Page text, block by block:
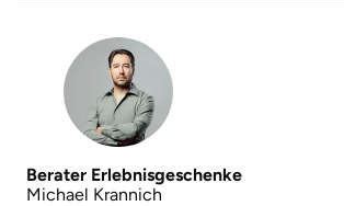
Berater Erlebnisgeschenke
Michael Krannich